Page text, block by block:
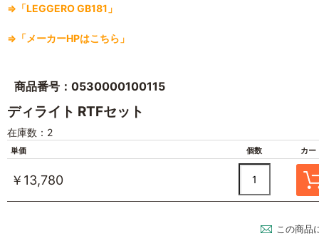
⇒「LEGGERO GB181」
⇒「メーカーHPはこちら」
商品番号：0530000100115
ディライト RTFセット
在庫数：2
単価 個数 カー
￥13,780
この商品